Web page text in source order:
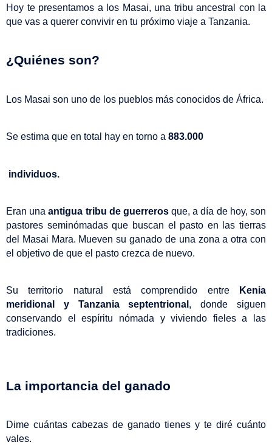
Hoy te presentamos a los Masai, una tribu ancestral con la
que vas a querer convivir en tu próximo viaje a Tanzania.
¿Quiénes son?
Los Masai son uno de los pueblos más conocidos de África.
Se estima que en total hay en torno a 883.000
individuos.
Eran una antigua tribu de guerreros que, a día de hoy, son
pastores seminómadas que buscan el pasto en las tierras
del Masai Mara. Mueven su ganado de una zona a otra con
el objetivo de que el pasto crezca de nuevo.
Su territorio natural está comprendido entre
Kenia
meridional y Tanzania septentrional , donde siguen
conservando el espíritu nómada y viviendo fieles a las
tradiciones.
La importancia del ganado
Dime cuántas cabezas de ganado tienes y te diré cuánto
vales.